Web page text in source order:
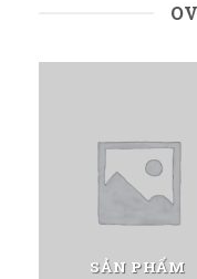
SẢN PHẨM